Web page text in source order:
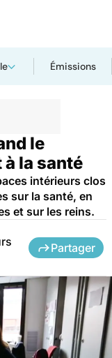
Émissions
le
la santé
intérieurs clos
sur la santé, en
et sur les reins.
Partager